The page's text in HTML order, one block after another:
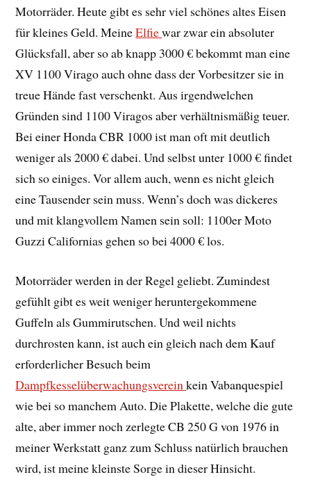
Motorräder. Heute gibt es sehr viel schönes altes Eisen
für kleines Geld. MeineElfiewar zwar ein absoluter
Glücksfall, aber so ab knapp 3000 € bekommt man eine
XV 1100 Virago auch ohne dass der Vorbesitzer sie in
treue Hände fast verschenkt. Aus irgendwelchen
Gründen sind 1100 Viragos aber verhältnismäßig teuer.
Bei einer Honda CBR 1000 ist man oft mit deutlich
weniger als 2000 € dabei. Und selbst unter 1000 € findet
sich so einiges. Vor allem auch, wenn es nicht gleich
eine Tausender sein muss. Wenn’s doch was dickeres
und mit klangvollem Namen sein soll: 1100er Moto
Guzzi Californias gehen so bei 4000 € los.
Motorräder werden in der Regel geliebt. Zumindest
gefühlt gibt es weit weniger heruntergekommene
Guffeln als Gummirutschen. Und weil nichts
durchrosten kann, ist auch ein gleich nach dem Kauf
erforderlicher Besuch beim
Dampfkesselüberwachungsvereinkein Vabanquespiel
wie bei so manchem Auto. Die Plakette, welche die gute
alte, aber immer noch zerlegte CB 250 G von 1976 in
meiner Werkstatt ganz zum Schluss natürlich brauchen
wird, ist meine kleinste Sorge in dieser Hinsicht.